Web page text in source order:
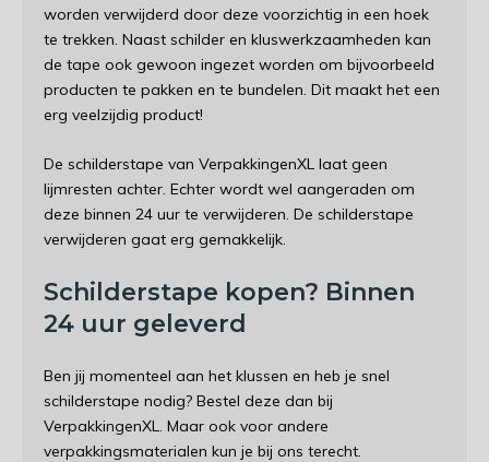
worden verwijderd door deze voorzichtig in een hoek
te trekken. Naast schilder en kluswerkzaamheden kan
de tape ook gewoon ingezet worden om bijvoorbeeld
producten te pakken en te bundelen. Dit maakt het een
erg veelzijdig product!
De schilderstape van VerpakkingenXL laat geen
lijmresten achter. Echter wordt wel aangeraden om
deze binnen 24 uur te verwijderen. De schilderstape
verwijderen gaat erg gemakkelijk.
Schilderstape kopen? Binnen
24 uur geleverd
Ben jij momenteel aan het klussen en heb je snel
schilderstape nodig? Bestel deze dan bij
VerpakkingenXL. Maar ook voor andere
verpakkingsmaterialen kun je bij ons terecht.